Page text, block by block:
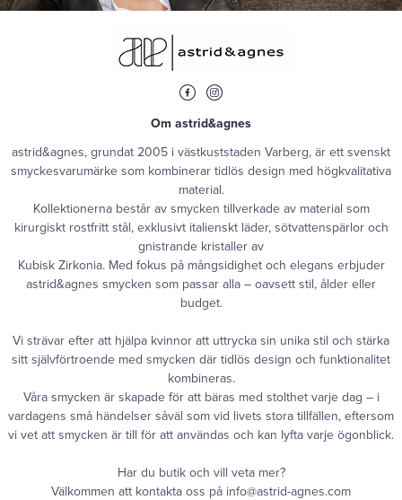
Om astrid&agnes
astrid&agnes, grundat 2005 i västkuststaden Varberg, är ett svenskt
smyckesvarumärke som kombinerar tidlös design med högkvalitativa
material.
Kollektionerna består av smycken tillverkade av material som
kirurgiskt rostfritt stål, exklusivt italienskt läder, sötvattenspärlor och
gnistrande kristaller av
Kubisk Zirkonia. Med fokus på mångsidighet och elegans erbjuder
astrid&agnes smycken som passar alla – oavsett stil, ålder eller
budget.
Vi strävar efter att hjälpa kvinnor att uttrycka sin unika stil och stärka
sitt självförtroende med smycken där tidlös design och funktionalitet
kombineras.
Våra smycken är skapade för att bäras med stolthet varje dag – i
vardagens små händelser såväl som vid livets stora tillfällen, eftersom
vi vet att smycken är till för att användas och kan lyfta varje ögonblick.
Har du butik och vill veta mer?
Välkommen att kontakta oss på info@astrid-agnes.com